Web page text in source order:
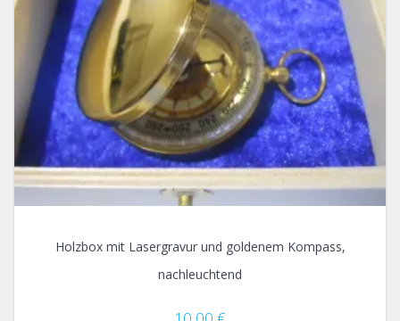
Holzbox mit Lasergravur und goldenem Kompass,
nachleuchtend